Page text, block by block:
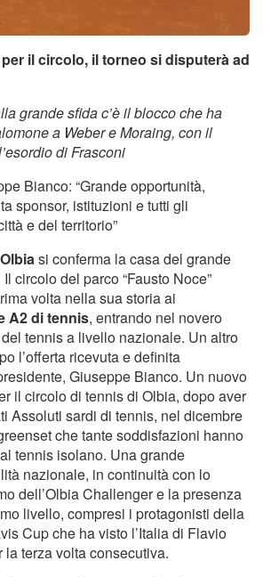
il circolo, il torneo si disputerà ad
grande sfida c’è il blocco che ha
a Weber e Moraing, con il
di Frasconi
Bianco: “Grande opportunità,
sponsor, istituzioni e tutti gli
e del territorio”
si conferma la casa del grande
circolo del parco “Fausto Noce”
volta nella sua storia ai
A2 di tennis, entrando nel novero
tennis a livello nazionale. Un altro
l’offerta ricevuta e definita
Giuseppe Bianco. Un nuovo
il circolo di tennis di Olbia, dopo aver
Assoluti sardi di tennis, nel dicembre
che tante soddisfazioni hanno
tennis isolano. Una grande
nazionale, in continuità con lo
dell’Olbia Challenger e la presenza
livello, compresi i protagonisti della
Cup che ha visto l’Italia di Flavio
terza volta consecutiva.